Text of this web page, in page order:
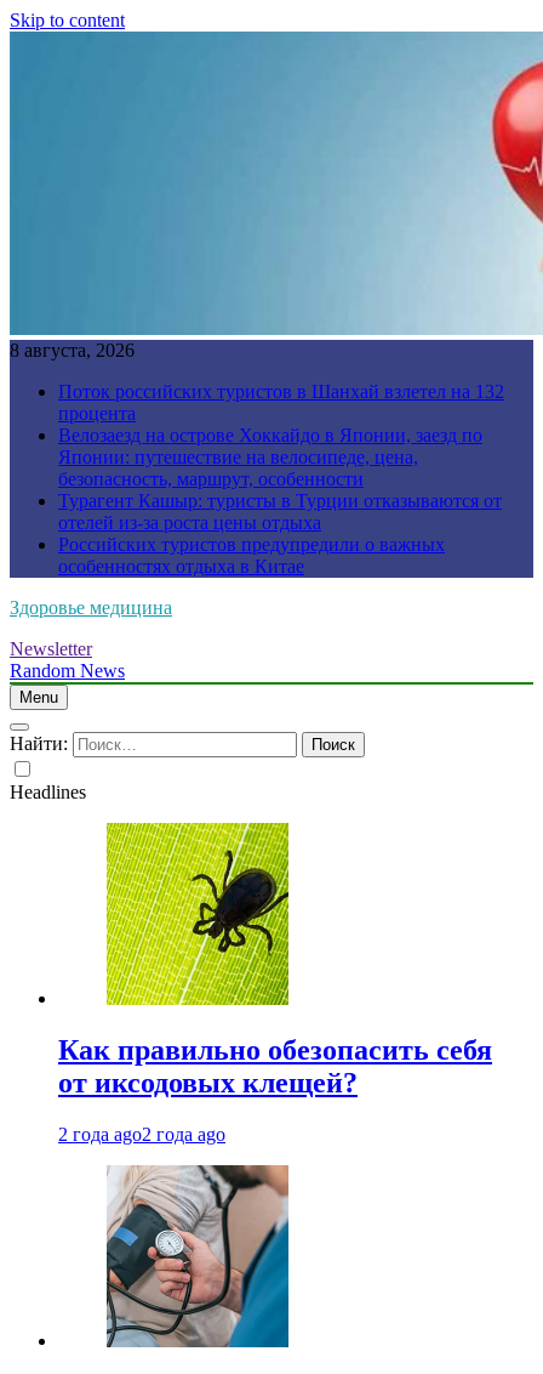
Skip to content
8 августа, 2026
Поток российских туристов в Шанхай взлетел на 132
процента
Велозаезд на острове Хоккайдо в Японии, заезд по
Японии: путешествие на велосипеде, цена,
безопасность, маршрут, особенности
Турагент Кашыр: туристы в Турции отказываются от
отелей из-за роста цены отдыха
Российских туристов предупредили о важных
особенностях отдыха в Китае
Здоровье медицина
Newsletter
Random News
Menu
Найти:
Headlines
Как правильно обезопасить себя
от иксодовых клещей?
2 года ago2 года ago